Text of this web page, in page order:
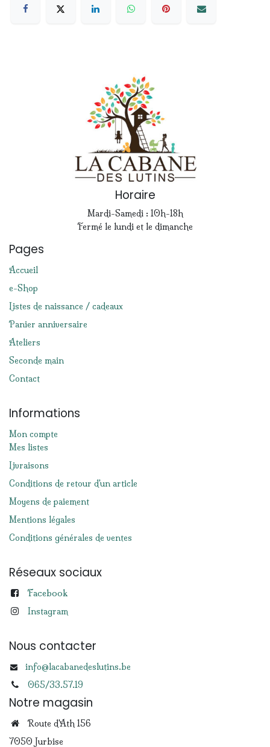
Horaire
Mardi-Samedi : 10h-18h
Fermé le lundi et le dimanche
Pages
Accueil
e-Shop
Listes de naissance / cadeaux
Panier anniversaire
Ateliers
Seconde main
Contact
Informations
Mon compte
Mes listes
Livraisons
Conditions de retour d'un article
Moyens de paiement
Mentions légales
Conditions générales de ventes
Réseaux sociaux
Facebook
Instagram
Nous contacter
info@lacabanedeslutins.be
065/33.57.19
Notre magasin
Route d'Ath 156
7050 Jurbise